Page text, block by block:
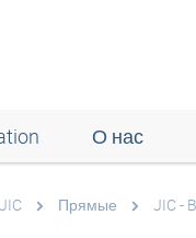
О нас
Прямые JIC -